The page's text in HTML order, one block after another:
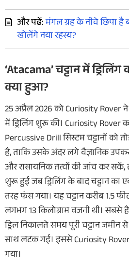
और पढें:मंगल ग्रह के नीचे छिपा है
खोलेंगे नया रहस्य?
‘Atacama’ चट्टान में
क्या हुआ?
25 अप्रैल 2026 को Curiosity Rover ने
में ड्रिलिंग शुरू की। Curiosity Rover
Percussive Drill सिस्टम चट्टानों को
है, ताकि उसके अंदर लगे वैज्ञानिक
और रासायनिक तत्वों की जांच कर
शुरू हुई जब ड्रिलिंग के बाद चट्टान का
तरह फंस गया। यह चट्टान करीब 1.5
लगभग 13 किलोग्राम वजनी थी। सबसे
ड्रिल निकालते समय पूरी चट्टान
साथ लटक गई। इससे Curiosity
गया।